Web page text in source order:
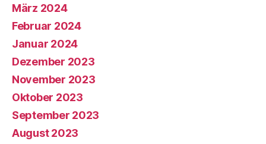
März 2024
Februar 2024
Januar 2024
Dezember 2023
November 2023
Oktober 2023
September 2023
August 2023